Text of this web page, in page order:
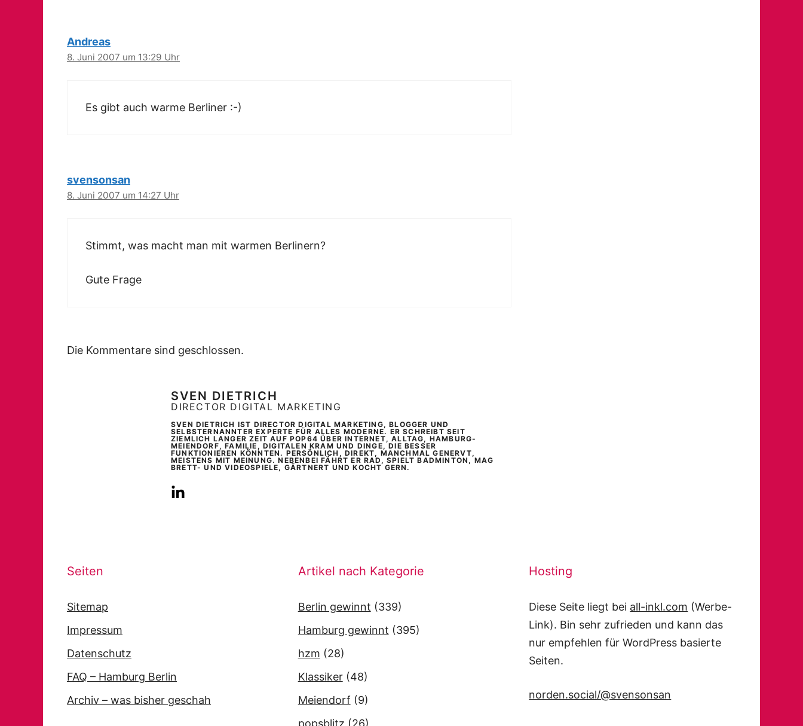
Andreas
8. Juni 2007 um 13:29 Uhr
Es gibt auch warme Berliner :-)
svensonsan
8. Juni 2007 um 14:27 Uhr
Stimmt, was macht man mit warmen Berlinern?
Gute Frage
Die Kommentare sind geschlossen.
SVEN DIETRICH
DIRECTOR DIGITAL MARKETING
SVEN DIETRICH IST DIRECTOR DIGITAL MARKETING, BLOGGER UND
SELBSTERNANNTER EXPERTE FÜR ALLES MODERNE. ER SCHREIBT SEIT
ZIEMLICH LANGER ZEIT AUF POP64 ÜBER INTERNET, ALLTAG, HAMBURG-
MEIENDORF, FAMILIE, DIGITALEN KRAM UND DINGE, DIE BESSER
FUNKTIONIEREN KÖNNTEN. PERSÖNLICH, DIREKT, MANCHMAL GENERVT,
MEISTENS MIT MEINUNG. NEBENBEI FÄHRT ER RAD, SPIELT BADMINTON, MAG
BRETT- UND VIDEOSPIELE, GÄRTNERT UND KOCHT GERN.
Seiten
Sitemap
Impressum
Datenschutz
FAQ – Hamburg Berlin
Archiv – was bisher geschah
Artikel nach Kategorie
Berlin gewinnt (339)
Hamburg gewinnt (395)
hzm (28)
Klassiker(48)
Meiendorf (9)
popsblitz (26)
Hosting
Diese Seite liegt bei all-inkl.com (Werbe-
Link). Bin sehr zufrieden und kann das
nur empfehlen für WordPress basierte
Seiten.
norden.social/@svensonsan